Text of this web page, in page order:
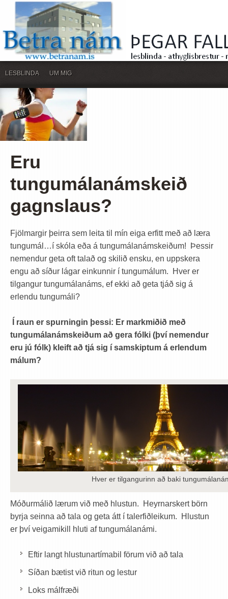
LESBLINDA UM MIG
Eru
tungumálanámskeið
gagnslaus?
Fjölmargir þeirra sem leita til mín eiga erfitt með að læra
tungumál…í skóla eða á tungumálanámskeiðum! Þessir
nemendur geta oft talað og skilið ensku, en uppskera
engu að síður lágar einkunnir í tungumálum. Hver er
tilgangur tungumálanáms, ef ekki að geta tjáð sig á
erlendu tungumáli?
Í raun er spurningin þessi: Er markmiðið með
tungumálanámskeiðum að gera fólki (því nemendur
eru jú fólk) kleift að tjá sig í samskiptum á erlendum
málum?
Hver er tilgangurinn að baki
Móðurmálið lærum við með hlustun. Heyrnarskert börn
byrja seinna að tala og geta átt í talerfiðleikum. Hlustun
er því veigamikill hluti af tungumálanámi.
Eftir langt hlustunartímabil förum við að tala
Síðan bætist við ritun og lestur
Loks málfræði